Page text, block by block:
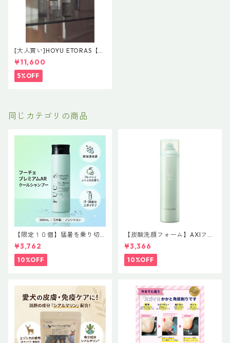
[大人買い]HOYU ETORAS【Ef
fortless Line】＆【Styling Li
ne】５本フルセット
¥11,600
5%OFF
同じカテゴリの商品
【限定１０個】猛暑を乗り切
る！サロン品質の極上クール
体験「フーチェ プレミアムAR
クールシャンプー 300ml」
¥3,762
10%OFF
【炭酸洗顔フォーム】AXIフォ
ームマスク RF-a 230ｇ Ａ
価 3,740円（本体価格 3,400
円）
¥3,366
10%OFF